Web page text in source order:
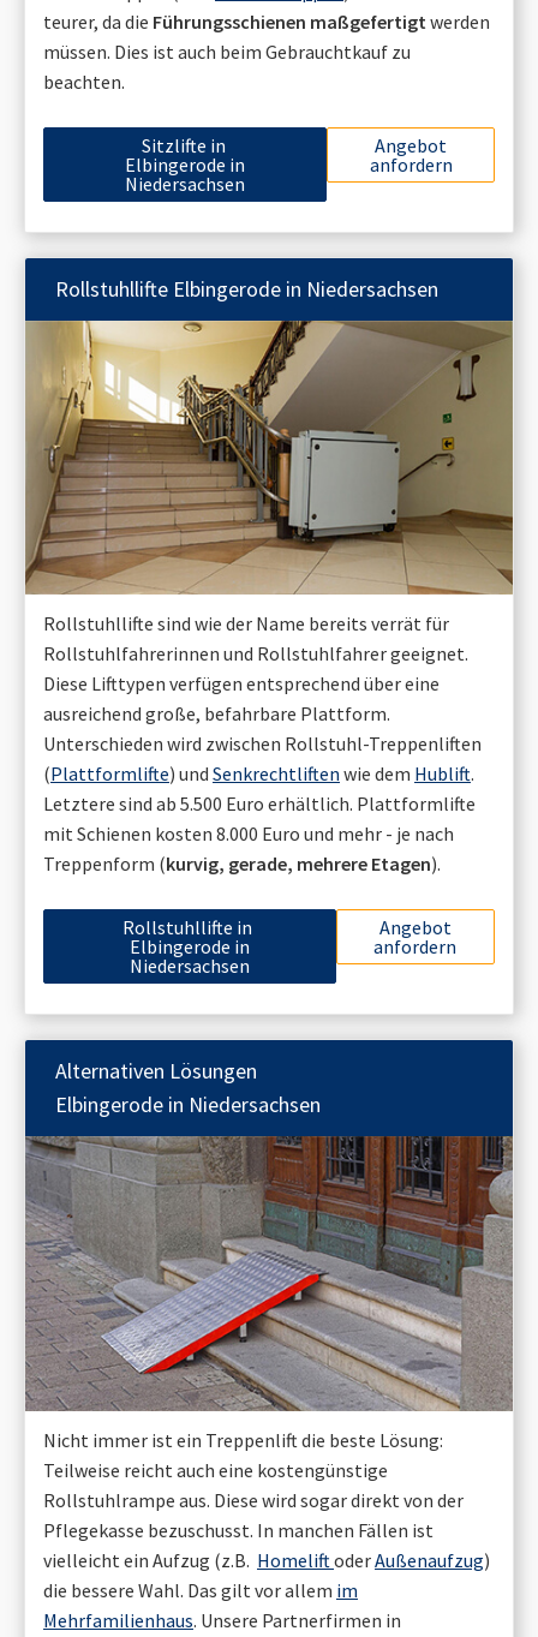
teurer, da die Führungsschienen maßgefertigt werden
müssen. Dies ist auch beim Gebrauchtkauf zu
beachten.
Sitzlifte in
Elbingerode in
Niedersachsen
Angebot
anfordern
Rollstuhllifte Elbingerode in Niedersachsen
Rollstuhllifte sind wie der Name bereits verrät für
Rollstuhlfahrerinnen und Rollstuhlfahrer geeignet.
Diese Lifttypen verfügen entsprechend über eine
ausreichend große, befahrbare Plattform.
Unterschieden wird zwischen Rollstuhl-Treppenliften
(Plattformlifte) und Senkrechtliften wie dem Hublift.
Letztere sind ab 5.500 Euro erhältlich. Plattformlifte
mit Schienen kosten 8.000 Euro und mehr - je nach
Treppenform (kurvig, gerade, mehrere Etagen).
Rollstuhllifte in
Elbingerode in
Niedersachsen
Angebot
anfordern
Alternativen Lösungen
Elbingerode in Niedersachsen
Nicht immer ist ein Treppenlift die beste Lösung:
Teilweise reicht auch eine kostengünstige
Rollstuhlrampe aus. Diese wird sogar direkt von der
Pflegekasse bezuschusst. In manchen Fällen ist
vielleicht ein Aufzug (z.B. HomeliftoderAußenaufzug)
die bessere Wahl. Das gilt vor allem im
Mehrfamilienhaus. Unsere Partnerfirmen in